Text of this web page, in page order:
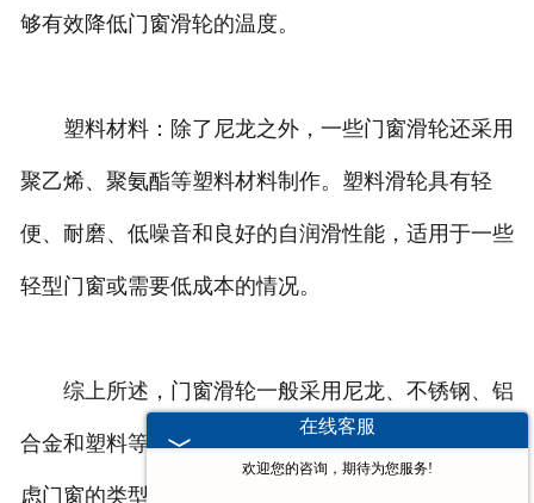
够有效降低门窗滑轮的温度。
塑料材料：除了尼龙之外，一些门窗滑轮还采用
聚乙烯、聚氨酯等塑料材料制作。塑料滑轮具有轻
便、耐磨、低噪音和良好的自润滑性能，适用于一些
轻型门窗或需要低成本的情况。
综上所述，门窗滑轮一般采用尼龙、不锈钢、铝
合金和塑料等材料制作。在选择门窗滑轮时，需要考
虑门窗的类型、重量、使用环境和预算等因素，并选
在线客服
欢迎您的咨询，期待为您服务!